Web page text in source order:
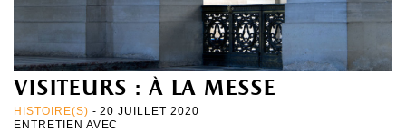
visiteurs : à la messe
HISTOIRE(S) - 20 JUILLET 2020
ENTRETIEN AVEC